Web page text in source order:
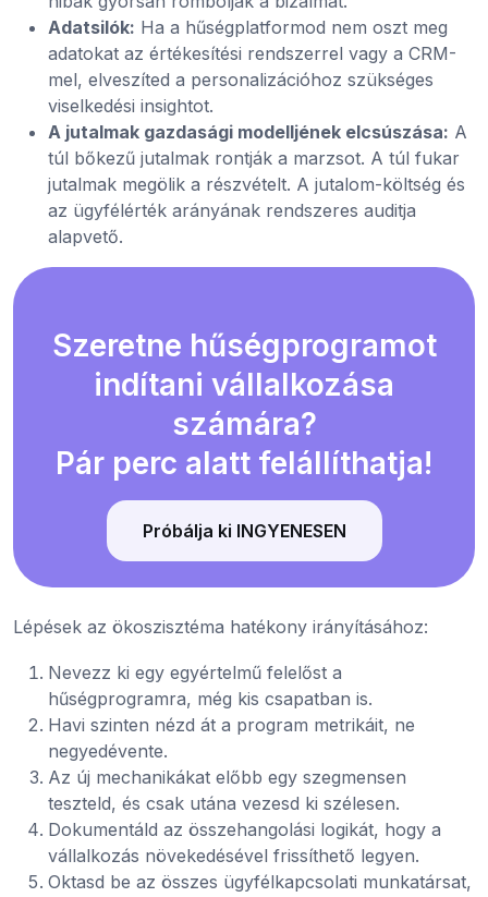
Adatsilók: Ha a hűségplatformod nem oszt meg
adatokat az értékesítési rendszerrel vagy a CRM-
mel, elveszíted a personalizációhoz szükséges
viselkedési insightot.
A jutalmak gazdasági modelljének elcsúszása: A
túl bőkezű jutalmak rontják a marzsot. A túl fukar
jutalmak megölik a részvételt. A jutalom-költség és
az ügyfélérték arányának rendszeres auditja
alapvető.
Szeretne hűségprogramot
indítani vállalkozása
számára?
Pár perc alatt felállíthatja!
Próbálja ki INGYENESEN
Lépések az ökoszisztéma hatékony irányításához:
Nevezz ki egy egyértelmű felelőst a
hűségprogramra, még kis csapatban is.
Havi szinten nézd át a program metrikáit, ne
negyedévente.
Az új mechanikákat előbb egy szegmensen
teszteld, és csak utána vezesd ki szélesen.
Dokumentáld az összehangolási logikát, hogy a
vállalkozás növekedésével frissíthető legyen.
Oktasd be az összes ügyfélkapcsolati munkatársat,